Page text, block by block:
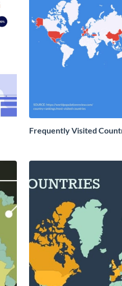
Frequently Visited